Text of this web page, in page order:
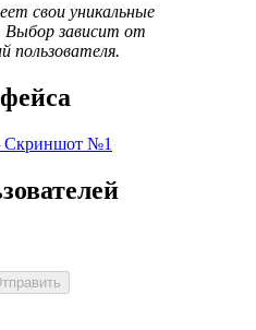
свои уникальные
Выбор зависит от
пользователя.